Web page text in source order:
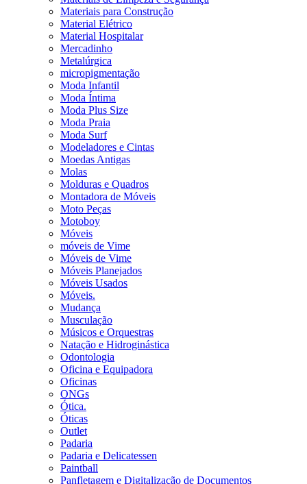
Materiais para Construção
Material Elétrico
Material Hospitalar
Mercadinho
Metalúrgica
micropigmentação
Moda Infantil
Moda Íntima
Moda Plus Size
Moda Praia
Moda Surf
Modeladores e Cintas
Moedas Antigas
Molas
Molduras e Quadros
Montadora de Móveis
Moto Peças
Motoboy
Móveis
móveis de Vime
Móveis de Vime
Móveis Planejados
Móveis Usados
Móveis.
Mudança
Musculação
Músicos e Orquestras
Natação e Hidroginástica
Odontologia
Oficina e Equipadora
Oficinas
ONGs
Ótica.
Óticas
Outlet
Padaria
Padaria e Delicatessen
Paintball
Panfletagem e Digitalização de Documentos